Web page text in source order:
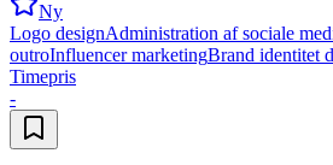
Ny
Logo designAdministration af sociale
outroInfluencer marketingBrand identitet
Timepris
-